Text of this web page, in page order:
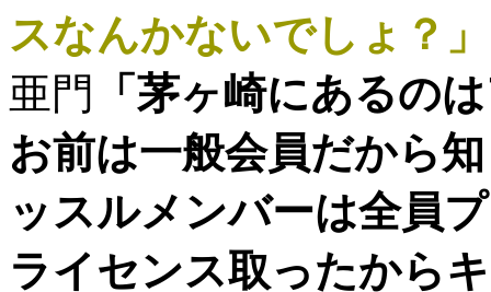
スなんかないでしょ？」
亜門
「茅ヶ崎にあるの
お前は一般会員だから
ッスルメンバーは全員
ライセンス取ったから